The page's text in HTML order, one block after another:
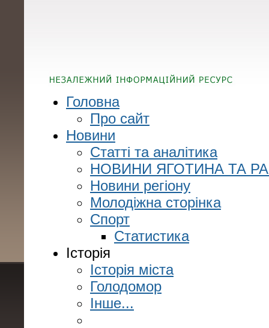
Головна
Про сайт
Новини
Статті та аналітика
НОВИНИ ЯГОТИНА ТА
Новини регіону
Молодіжна сторінка
Спорт
Статистика
Історія
Історія міста
Голодомор
Інше...